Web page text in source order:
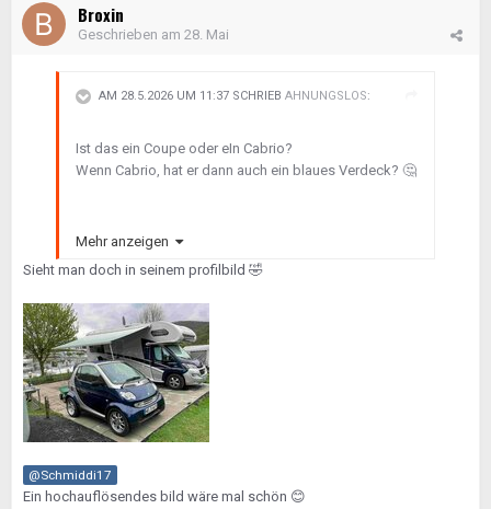
Broxin
Geschrieben am 28. Mai
AM 28.5.2026 UM 11:37 SCHRIEB AHNUNGSLOS:
Ist das ein Coupe oder eIn Cabrio?
Wenn Cabrio, hat er dann auch ein blaues Verdeck? 🤔
Mehr anzeigen
Sieht man doch in seinem profilbild 🤣
@Schmiddi17
Ein hochauflösendes bild wäre mal schön 😊